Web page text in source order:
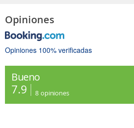
Opiniones
Opiniones 100% verificadas
Bueno
7.9 8 opiniones